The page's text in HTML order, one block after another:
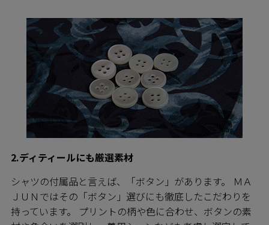
2.ディティールにも厳選素材
シャツの付属品と言えば、「ボタン」があります。 ＭＡ
ＪＵＮではその「ボタン」選びにも徹底したこだわりを
持っています。 プリントの柄や色に合わせ、ボタンの素